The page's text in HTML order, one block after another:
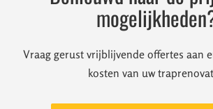
Vraag gerust vrijblijvende offertes aan
kosten van uw